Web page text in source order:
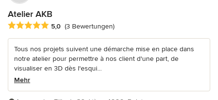
Atelier AKB
Durchschnittliche Bewertung: 5 von 5 Sternen
5,0 (3 Bewertungen)
Tous nos projets suivent une démarche mise en place dans
notre atelier pour permettre à nos client d'une part, de
visualiser en 3D dès l'esqui...
Mehr